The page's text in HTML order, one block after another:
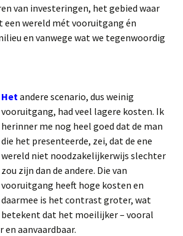
van investeringen, het gebied waar
een wereld mét vooruitgang én
en vanwege wat we tegenwoordig
Hetandere scenario, dus weinig
vooruitgang, had veel lagere kosten. Ik
herinner me nog heel goed dat de man
die het presenteerde, zei, dat de ene
wereld niet noodzakelijkerwijs slechter
zou zijn dan de andere. Die van
vooruitgang heeft hoge kosten en
daarmee is het contrast groter, wat
betekent dat het moeilijker – vooral
aanvaardbaar.